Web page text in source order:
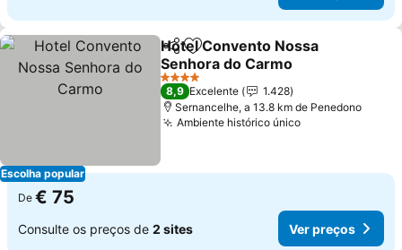
Escolha popular
PartilharAdicionar aos favoritos
Hotel Convento Nossa
Senhora do Carmo
4 Estrelas
8,9 Excelente
1.428
Sernancelhe, a 13.8 km de Penedono
Ambiente histórico único
De € 75
Consulte os preços de 2 sites Ver preços